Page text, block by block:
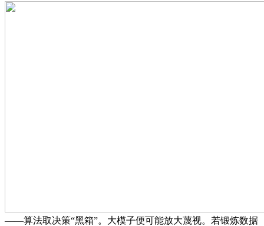
——算法取决策“黑箱”。大模子便可能放大蔑视。若锻炼数据